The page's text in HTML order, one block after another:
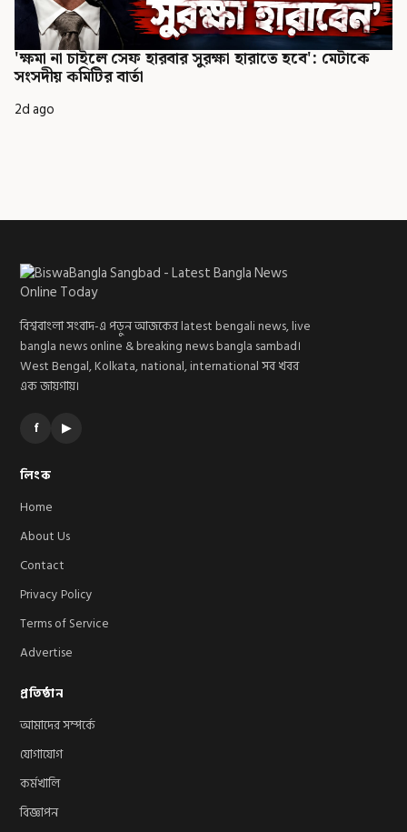
'ক্ষমা না চাইলে সেফ হারবার সুরক্ষা হারাতে হবে': মেটাকে
সংসদীয় কমিটির বার্তা
2d ago
বিশ্ববাংলা সংবাদ-এ পড়ুন আজকের latest bengali news, live
bangla news online & breaking news bangla sambad।
West Bengal, Kolkata, national, international সব খবর
এক জায়গায়।
f ▶
লিংক
Home
About Us
Contact
Privacy Policy
Terms of Service
Advertise
প্রতিষ্ঠান
আমাদের সম্পর্কে
যোগাযোগ
কর্মখালি
বিজ্ঞাপন